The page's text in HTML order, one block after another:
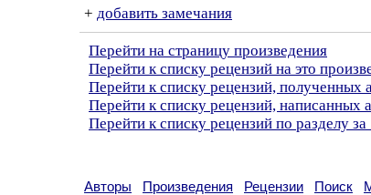
+ добавить замечания
Перейти на страницу произведения
Перейти к списку рецензий на это
Перейти к списку рецензий, полученных
Перейти к списку рецензий, написанных
Перейти к списку рецензий по разделу
Авторы Произведения Рецензии Поиск